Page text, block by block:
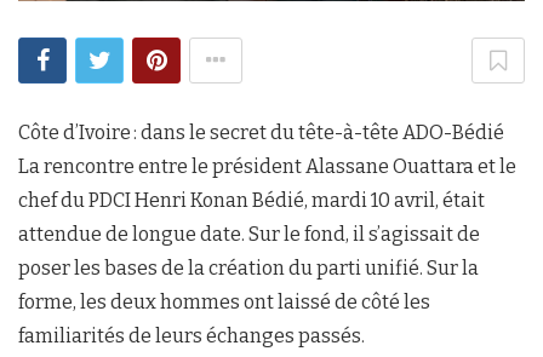
Côte d’Ivoire : dans le secret du tête-à-tête ADO-Bédié
La rencontre entre le président Alassane Ouattara et le
chef du PDCI Henri Konan Bédié, mardi 10 avril, était
attendue de longue date. Sur le fond, il s’agissait de
poser les bases de la création du parti unifié. Sur la
forme, les deux hommes ont laissé de côté les
familiarités de leurs échanges passés.